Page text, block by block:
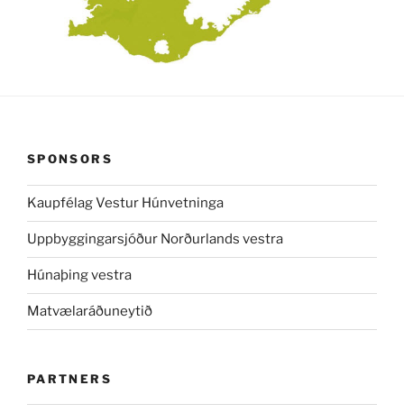
SPONSORS
Kaupfélag Vestur Húnvetninga
Uppbyggingarsjóður Norðurlands vestra
Húnaþing vestra
Matvælaráðuneytið
PARTNERS